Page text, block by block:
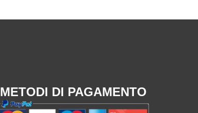
METODI DI PAGAMENTO